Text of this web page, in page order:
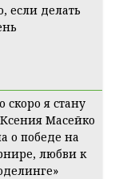
если делать
скоро я стану
Масейко
о победе на
любви к